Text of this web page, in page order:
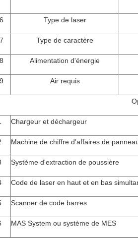
Type de laser
Type de caractère
Alimentation d'énergie
Air requis
Chargeur et déchargeur
Machine de chiffre d'affaires de
Système d'extraction de poussière
Code de laser en haut et en bas
Scanner de code barres
MAS System ou système de MES